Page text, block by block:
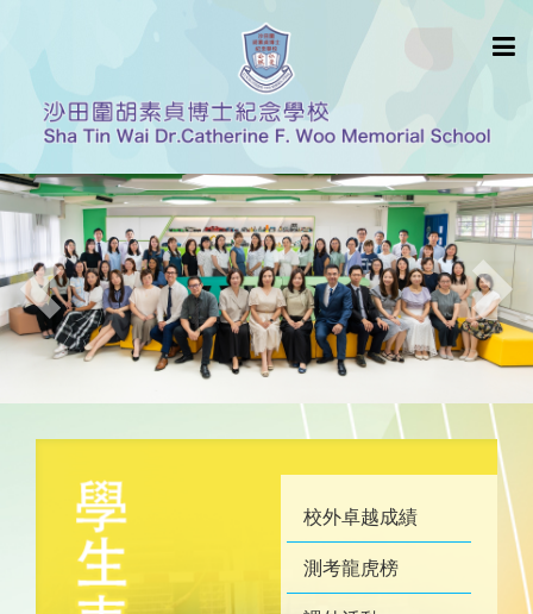
Previous Next
校外卓越成績
測考龍虎榜